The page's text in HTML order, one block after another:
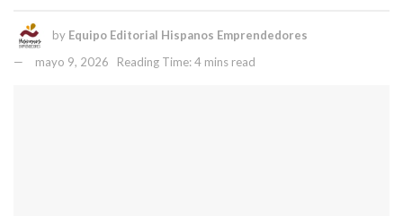
by Equipo Editorial Hispanos Emprendedores
mayo 9, 2026
Reading Time: 4 mins read